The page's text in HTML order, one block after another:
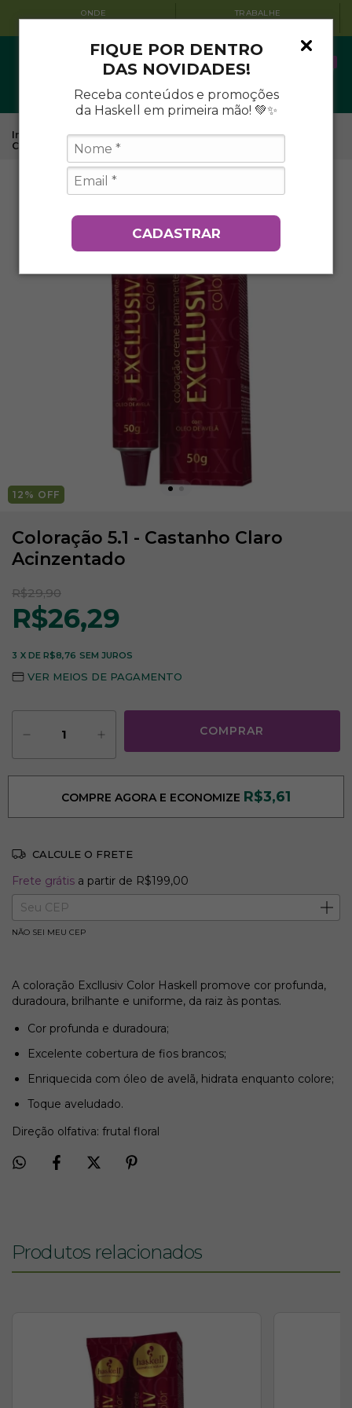
FIQUE POR DENTRO
DAS NOVIDADES!
Receba conteúdos e promoções
da Haskell em primeira mão! 💚✨
CADASTRAR
ONDE
ENCONTRAR
TRABALHE
CONOSCO
Início Coloração . Coloração Permanente Excllusiv Color
Coloração 5.1 - Castanho Claro Acinzentado
12 % OFF
Coloração 5.1 - Castanho Claro
Acinzentado
R$29,90
R$26,29
3 X DE R$8,76 SEM JUROS
VER MEIOS DE PAGAMENTO
COMPRE AGORA E ECONOMIZE R$3,61
CALCULE O FRETE
Frete grátis R$199,00
Entregas para o CEP: ALTERAR CEP
Frete grátis a partir de R$199,00
NÃO SEI MEU CEP
A coloração Excllusiv Color Haskell promove cor profunda,
duradoura, brilhante e uniforme, da raiz às pontas.
Cor profunda e duradoura;
Excelente cobertura de fios brancos;
Enriquecida com óleo de avelã, hidrata enquanto colore;
Toque aveludado.
Direção olfativa: frutal floral
Produtos relacionados